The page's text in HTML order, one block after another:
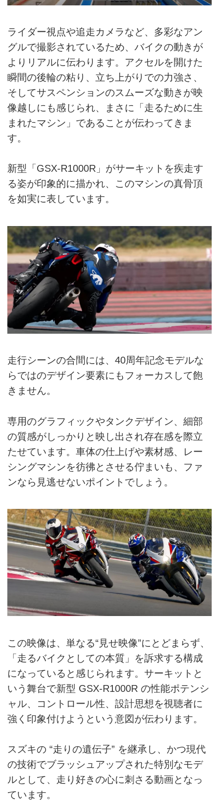
ライダー視点や追走カメラなど、多彩なアン
グルで撮影されているため、バイクの動きが
よりリアルに伝わります。アクセルを開けた
瞬間の後輪の粘り、立ち上がりでの力強さ、
そしてサスペンションのスムーズな動きが映
像越しにも感じられ、まさに「走るために生
まれたマシン」であることが伝わってきま
す。
新型「GSX-R1000R」がサーキットを疾走す
る姿が印象的に描かれ、このマシンの真骨頂
を如実に表しています。
走行シーンの合間には、40周年記念モデルな
らではのデザイン要素にもフォーカスして飽
きません。
専用のグラフィックやタンクデザイン、細部
の質感がしっかりと映し出され存在感を際立
たせています。車体の仕上げや素材感、レー
シングマシンを彷彿とさせる佇まいも、ファ
ンなら見逃せないポイントでしょう。
この映像は、単なる“見せ映像”にとどまらず、
「走るバイクとしての本質」を訴求する構成
になっていると感じられます。サーキットと
いう舞台で新型 GSX-R1000R の性能ポテンシ
ャル、コントロール性、設計思想を視聴者に
強く印象付けようという意図が伝わります。
スズキの “走りの遺伝子” を継承し、かつ現代
の技術でブラッシュアップされた特別なモデ
ルとして、走り好きの心に刺さる動画となっ
ています。